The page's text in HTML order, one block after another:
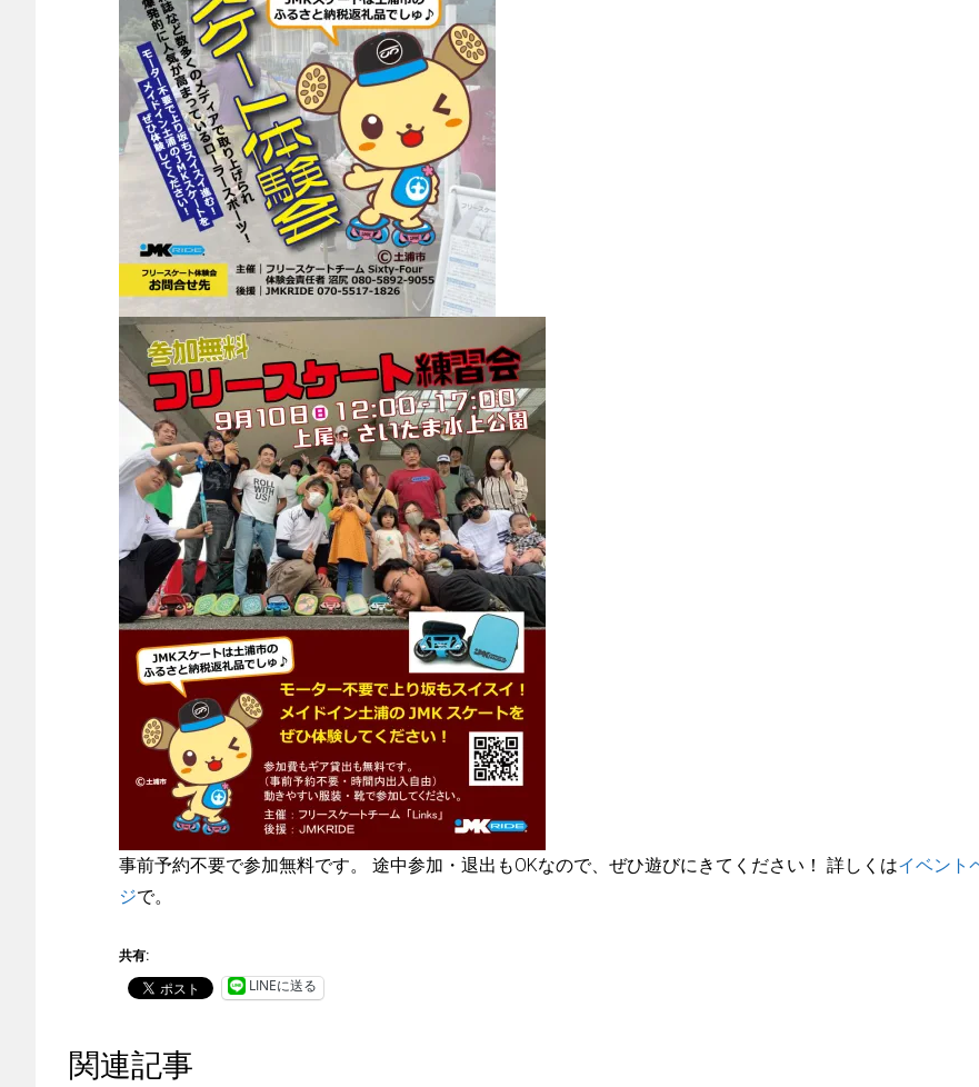
事前予約不要で参加無料です。 途中参加・退出もOKなので、ぜひ遊びにきてください！ 詳しくはイベント
ジで。
共有:
LINEに送る
関連記事